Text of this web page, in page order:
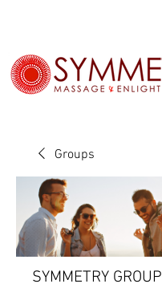
Groups
SYMMETRY GROUP